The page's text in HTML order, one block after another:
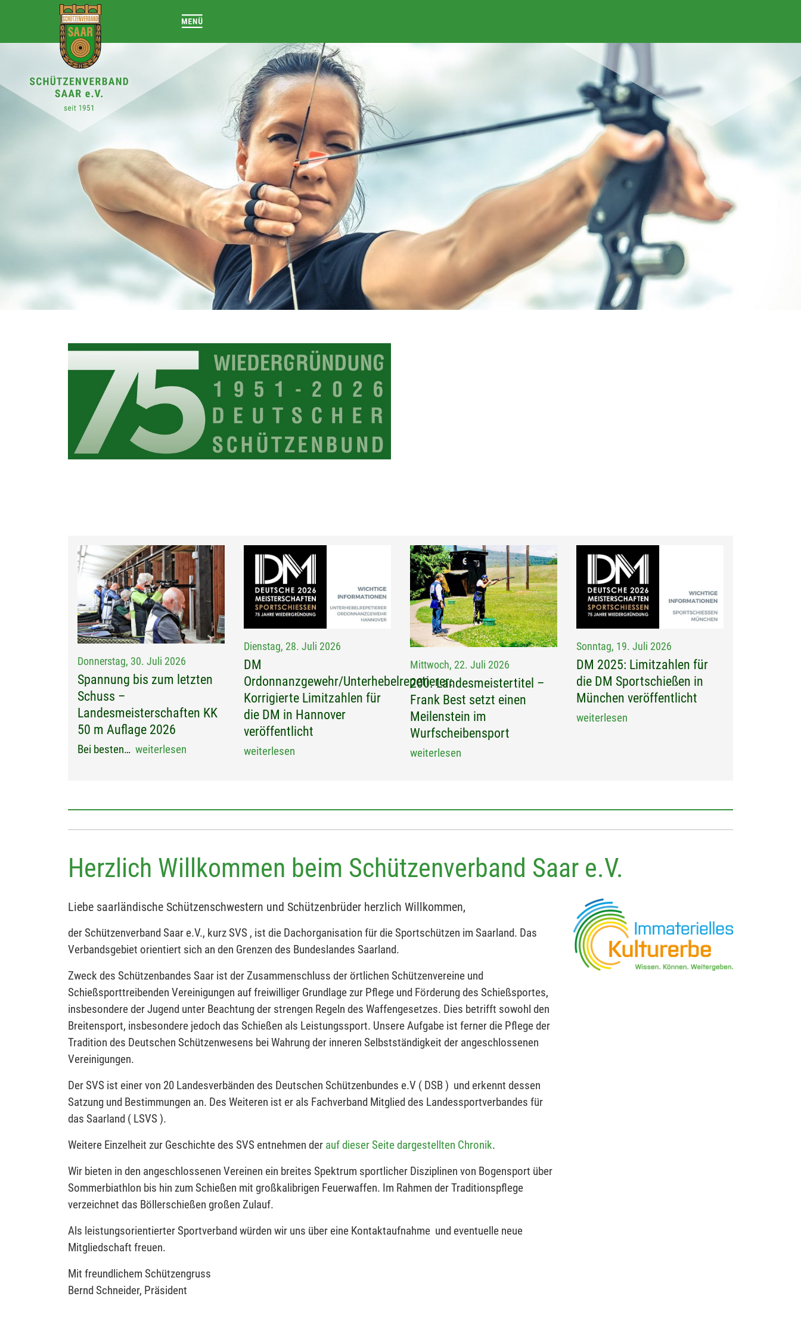
Donnerstag, 30. Juli 2026
Spannung bis zum letzten
Schuss –
Landesmeisterschaften KK
50 m Auflage 2026
Bei besten… weiterlesen
Dienstag, 28. Juli 2026
DM
Ordonnanzgewehr/Unterhebelrepetierer:
Korrigierte Limitzahlen für
die DM in Hannover
veröffentlicht
weiterlesen
Mittwoch, 22. Juli 2026
200. Landesmeistertitel –
Frank Best setzt einen
Meilenstein im
Wurfscheibensport
weiterlesen
Sonntag, 19. Juli 2026
DM 2025: Limitzahlen für
die DM Sportschießen in
München veröffentlicht
weiterlesen
Herzlich Willkommen beim Schützenverband Saar e.V.
Liebe saarländische Schützenschwestern und Schützenbrüder herzlich Willkommen,
der Schützenverband Saar e.V., kurz SVS , ist die Dachorganisation für die Sportschützen im Saarland. Das
Verbandsgebiet orientiert sich an den Grenzen des Bundeslandes Saarland.
Zweck des Schützenbandes Saar ist der Zusammenschluss der örtlichen Schützenvereine und
Schießsporttreibenden Vereinigungen auf freiwilliger Grundlage zur Pflege und Förderung des Schießsportes,
insbesondere der Jugend unter Beachtung der strengen Regeln des Waffengesetzes. Dies betrifft sowohl den
Breitensport, insbesondere jedoch das Schießen als Leistungssport. Unsere Aufgabe ist ferner die Pflege der
Tradition des Deutschen Schützenwesens bei Wahrung der inneren Selbstständigkeit der angeschlossenen
Vereinigungen.
Der SVS ist einer von 20 Landesverbänden des Deutschen Schützenbundes e.V ( DSB ) und erkennt dessen
Satzung und Bestimmungen an. Des Weiteren ist er als Fachverband Mitglied des Landessportverbandes für
das Saarland ( LSVS ).
Weitere Einzelheit zur Geschichte des SVS entnehmen der auf dieser Seite dargestellten Chronik.
Wir bieten in den angeschlossenen Vereinen ein breites Spektrum sportlicher Disziplinen von Bogensport über
Sommerbiathlon bis hin zum Schießen mit großkalibrigen Feuerwaffen. Im Rahmen der Traditionspflege
verzeichnet das Böllerschießen großen Zulauf.
Als leistungsorientierter Sportverband würden wir uns über eine Kontaktaufnahme und eventuelle neue
Mitgliedschaft freuen.
Mit freundlichem Schützengruss
Bernd Schneider, Präsident